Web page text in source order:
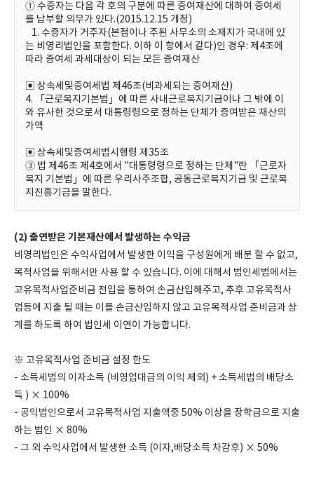
① 수증자는 다음 각 호의 구분에 따른 증여재산에 대하여 증여세
를 납부할 의무가 있다.(2015.12.15 개정)
1. 수증자가 거주자(본점이나 주된 사무소의 소재지가 국내에 있
는 비영리법인을 포함한다. 이하 이 항에서 같다)인 경우: 제4조에
따라 증여세 과세대상이 되는 모든 증여재산
▣ 상속세및증여세법 제46조(비과세되는 증여재산)
4. 「근로복지기본법」에 따른 사내근로복지기금이나 그 밖에 이
와 유사한 것으로서 대통령령으로 정하는 단체가 증여받은 재산의
가액
▣ 상속세및증여세법시행령 제35조
③ 법 제46조 제4호에서 "대통령령으로 정하는 단체"란 「근로자
복지 기본법」에 따른 우리사주조합, 공동근로복지기금 및 근로복
지진흥기금을 말한다.
(2) 출연받은 기본재산에서 발생하는 수익금
비영리법인은 수익사업에서 발생한 이익을 구성원에게 배분 할 수 없고,
목적사업을 위해서만 사용 할 수 있습니다. 이에 대해서 법인세법에서는
고유목적사업준비금 전입을 통하여 손금산입해주고, 추후 고유목적사
업등에 지출 될 때는 이를 손금산입하지 않고 고유목적사업 준비금과 상
계를 하도록 하여 법인세 이연이 가능합니다.
※ 고유목적사업 준비금 설정 한도
- 소득세법의 이자소득 (비영업대금의 이익 제외) + 소득세법의 배당소
득 ) × 100%
- 공익법인으로서 고유목적사업 지출액중 50% 이상을 장학금으로 지출
하는 법인 × 80%
- 그 외 수익사업에서 발생한 소득 (이자,배당소득 차감후) × 50%